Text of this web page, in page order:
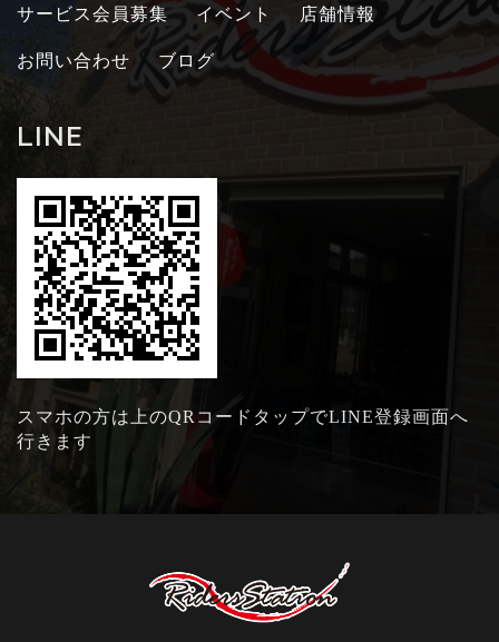
サービス会員募集 イベント 店舗情報
お問い合わせ ブログ
LINE
スマホの方は上のQRコードタップでLINE登録画面へ
行きます